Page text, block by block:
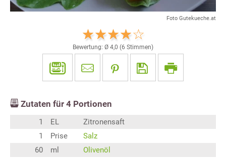
Foto Gutekueche.at
Bewertung: Ø 4,0 (6 Stimmen)
Zutaten für 4 Portionen
1 EL
Zitronensaft
1
Prise
Salz
60
ml
Olivenöl